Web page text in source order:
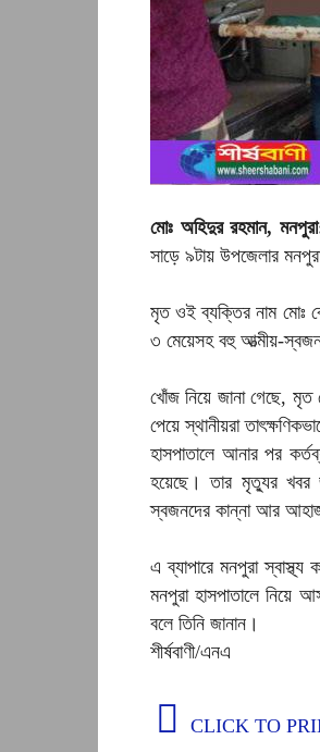
মোঃ অহিদুর রহমান,
সাড়ে ৯টায় উপজেলার
মৃত ওই ব্যক্তির নাম মোঃ
৩ মেয়েসহ বহু আত্মীয়-
খোঁজ নিয়ে জানা গেছে, মৃত
পেয়ে স্থানীয়রা
হাসপাতালে আনার পর
হয়েছে। তার মৃত্যুর খবর
স্বজনদের কান্না আর
এ ব্যাপারে মনপুরা স্বাস্থ্য
মনপুরা হাসপাতালে নিয়ে
বলে তিনি জানান।
শীর্ষবাণী/এনএ
CLICK TO